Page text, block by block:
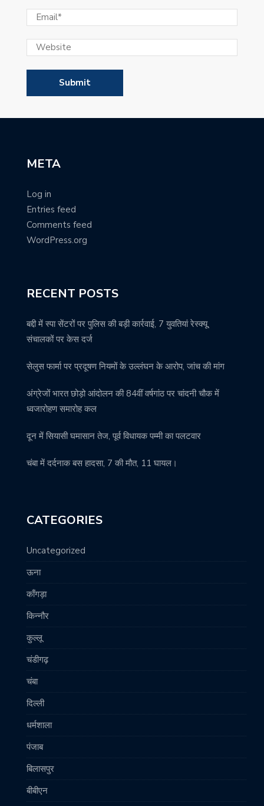
META
Log in
Entries feed
Comments feed
WordPress.org
RECENT POSTS
बद्दी में स्पा सेंटरों पर पुलिस की बड़ी कार्रवाई, 7 युवतियां रेस्क्यू,
संचालकों पर केस दर्ज
सेलुस फार्मा पर प्रदूषण नियमों के उल्लंघन के आरोप, जांच की मांग
अंग्रेजों भारत छोड़ो आंदोलन की 84वीं वर्षगांठ पर चांदनी चौक में
ध्वजारोहण समारोह कल
दून में सियासी घमासान तेज, पूर्व विधायक पम्मी का पलटवार
चंबा में दर्दनाक बस हादसा, 7 की मौत, 11 घायल।
CATEGORIES
Uncategorized
ऊना
काँगड़ा
किन्नौर
कुल्लू
चंडीगढ़
चंबा
दिल्ली
धर्मशाला
पंजाब
बिलासपुर
बीबीएन